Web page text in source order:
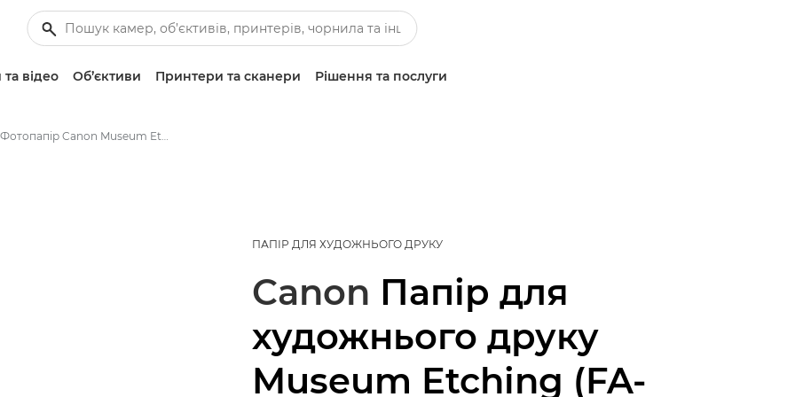
відео Об’єктиви Принтери та сканери Рішення та послуги
Фотопапір Canon Museum Etching Fine Art FA-ME1: A4, A3, A3+
ПАПІР ДЛЯ ХУДОЖНЬОГО ДРУКУ
Canon Папір для
художнього друку
Museum Etching (FA-